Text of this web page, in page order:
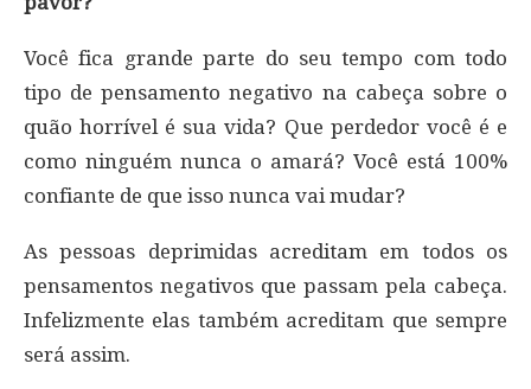
Você fica grande parte do seu tempo com todo
tipo de pensamento negativo na cabeça sobre o
quão horrível é sua vida? Que perdedor você é e
como ninguém nunca o amará? Você está 100%
confiante de que isso nunca vai mudar?
As pessoas deprimidas acreditam em todos os
pensamentos negativos que passam pela cabeça.
Infelizmente elas também acreditam que sempre
será assim.